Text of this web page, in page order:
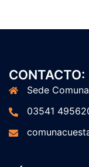
CONTACTO:
Sede
03541